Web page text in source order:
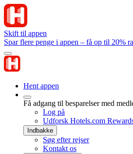
Skift til appen
Spar flere penge i appen – få op til 20%
Hent appen
Få adgang til besparelser med
Log på
Udforsk Hotels.com
Indbakke
Søg efter rejser
Kontakt os